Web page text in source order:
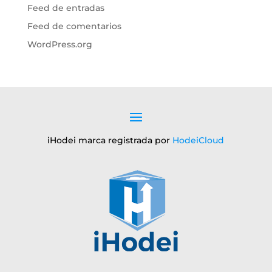
Feed de entradas
Feed de comentarios
WordPress.org
iHodei marca registrada por HodeiCloud